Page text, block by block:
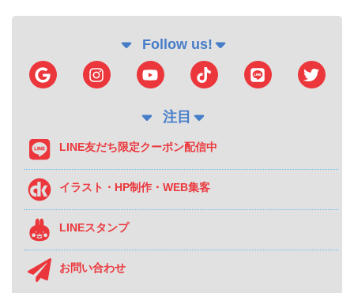
Follow us!
注目
LINE友だち限定クーポン配信中
イラスト・HP制作・WEB集客
LINEスタンプ
お問い合わせ